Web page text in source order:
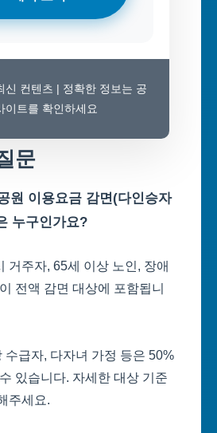
신 컨텐츠 | 정확한 정보는 공
이트를 확인하세요
문
원 이용요금 감면(다인승자
누구인가요?
거주자, 65세 이상 노인, 장애
전액 감면 대상에 포함됩니
수급자, 다자녀 가정 등은 50%
있습니다. 자세한 대상 기준
주세요.